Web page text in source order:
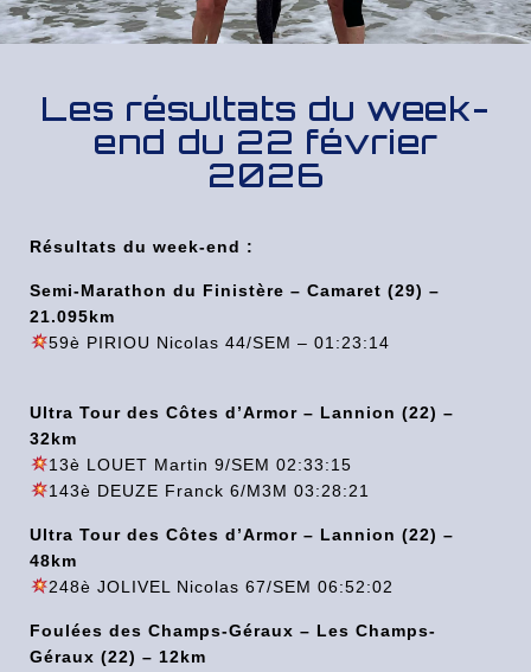
Les résultats du week-
end du 22 février
2026
Résultats du week-end :
Semi-Marathon du Finistère – Camaret (29) –
21.095km
59è PIRIOU Nicolas 44/SEM – 01:23:14
Ultra Tour des Côtes d’Armor – Lannion (22) –
32km
13è LOUET Martin 9/SEM 02:33:15
143è DEUZE Franck 6/M3M 03:28:21
Ultra Tour des Côtes d’Armor – Lannion (22) –
48km
248è JOLIVEL Nicolas 67/SEM 06:52:02
Foulées des Champs-Géraux – Les Champs-
Géraux (22) – 12km